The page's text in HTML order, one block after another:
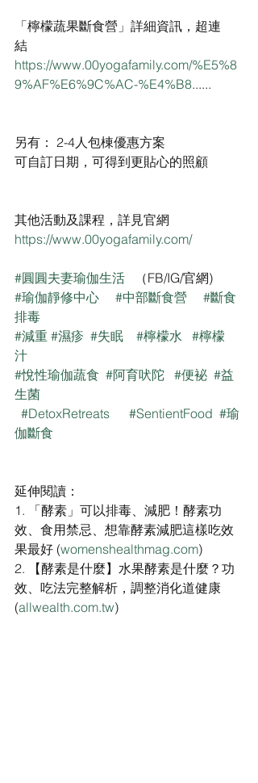
「檸檬蔬果斷食營」詳細資訊，超連
結
https://www.00yogafamily.com/%E5%8
9%AF%E6%9C%AC-%E4%B8......
另有： 2-4人包棟優惠方案
可自訂日期，可得到更貼心的照顧
其他活動及課程，詳見官網
https://www.00yogafamily.com/
#圓圓夫妻瑜伽生活 （FB/IG/官網)
#瑜伽靜修中心
#中部斷食營
#斷食
排毒
#減重 #濕疹 #失眠 #檸檬水
#檸檬
汁
#悅性瑜伽蔬食 #阿育吠陀 #便袐 #益
生菌
#DetoxRetreats
#SentientFood #瑜
伽斷食
延伸閱讀：
1. 「酵素」可以排毒、減肥！酵素功
效、食用禁忌、想靠酵素減肥這樣吃效
果最好 (womenshealthmag.com)
2. 【酵素是什麼】水果酵素是什麼？功
效、吃法完整解析，調整消化道健康
(allwealth.com.tw)